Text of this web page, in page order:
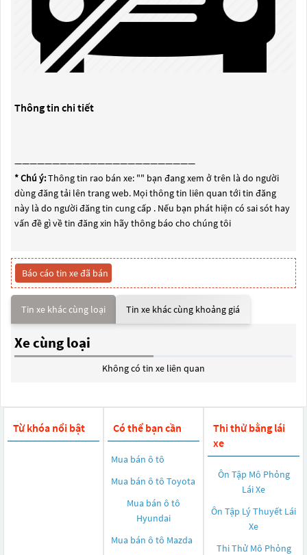
Thông tin chi tiết
————————————————————————
* Chú ý:Thông tin rao bán xe: "" bạn đang xem ở trên là do người
dùng đăng tải lên trang web. Mọi thông tin liên quan tới tin đăng
này là do người đăng tin cung cấp . Nếu bạn phát hiện có sai sót hay
vấn đề gì về tin đăng xin hãy thông báo cho chúng tôi
Báo cáo tin xe đã bán
Tin xe khác cùng loại Tin xe khác cùng khoảng giá
Xe cùng loại
Không có tin xe liên quan
Từ khóa nổi bật Có thể bạn cần
Mua bán ô tô
Mua bán ô tô Toyota
Mua bán ô tô
Hyundai
Mua bán ô tô Mazda
Thi thử bằng lái
xe
Ôn Tập Mô Phỏng
Lái Xe
Ôn Tập Lý Thuyết Lái
Xe
Thi Thử Mô Phỏng